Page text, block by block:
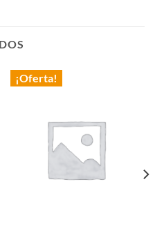
¡Oferta!